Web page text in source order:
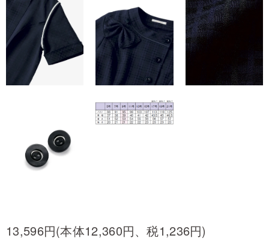
13,596円(本体12,360円、税1,236円)